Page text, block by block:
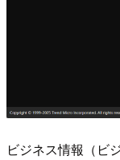
ビジネス情報（ビ